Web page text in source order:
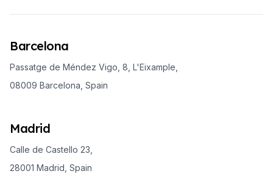
Barcelona
Passatge de Méndez Vigo, 8, L'Eixample,
08009 Barcelona, Spain
Madrid
Calle de Castello 23,
28001 Madrid, Spain